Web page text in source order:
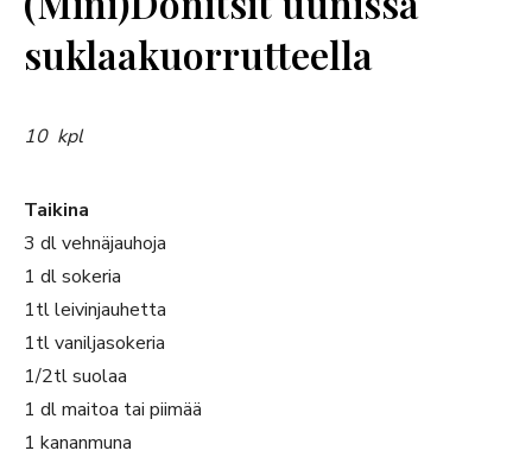
suklaakuorrutteella
10 kpl
Taikina
3 dl vehnäjauhoja
1 dl sokeria
1tl leivinjauhetta
1tl vaniljasokeria
1/2tl suolaa
1 dl maitoa tai piimää
1 kananmuna